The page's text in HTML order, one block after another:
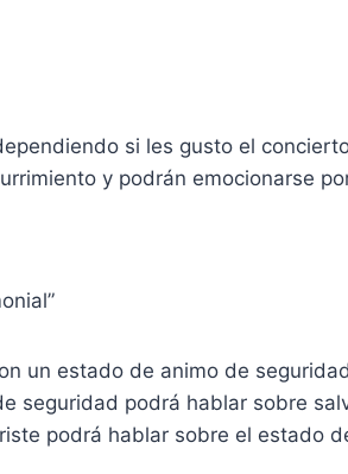
si les gusto el
y podrán emocionarse
un estado de animo de
seguridad podrá hablar sobre
podrá hablar sobre el estado